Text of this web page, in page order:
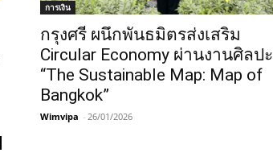
การเงิน
กรุงศรี ผนึกพันธมิตรส่งเสริม
Circular Economy ผ่านงานศิลปะ
“The Sustainable Map: Map of
Bangkok”
Wimvipa - 26/01/2026